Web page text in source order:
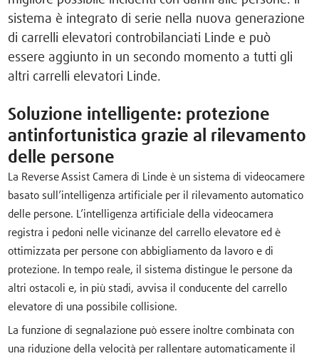
sistema è integrato di serie nella nuova generazione
di carrelli elevatori controbilanciati Linde e può
essere aggiunto in un secondo momento a tutti gli
altri carrelli elevatori Linde.
Soluzione intelligente: protezione
antinfortunistica grazie al rilevamento
delle persone
La Reverse Assist Camera di Linde è un sistema di videocamere
basato sull’intelligenza artificiale per il rilevamento automatico
delle persone. L’intelligenza artificiale della videocamera
registra i pedoni nelle vicinanze del carrello elevatore ed è
ottimizzata per persone con abbigliamento da lavoro e di
protezione. In tempo reale, il sistema distingue le persone da
altri ostacoli e, in più stadi, avvisa il conducente del carrello
elevatore di una possibile collisione.
La funzione di segnalazione può essere inoltre combinata con
una riduzione della velocità per rallentare automaticamente il